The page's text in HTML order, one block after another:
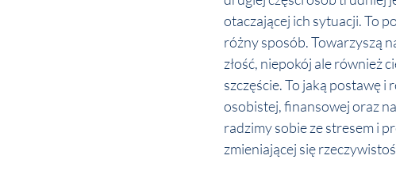
otaczającej ich sytuacji. To
różny sposób. Towarzyszą
złość, niepokój ale również
szczęście. To jaką postawę
osobistej, finansowej oraz
radzimy sobie ze stresem i
zmieniającej się